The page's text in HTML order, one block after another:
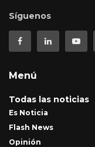
Síguenos
Menú
Todas las noticias
Es Noticia
Flash News
Opinión